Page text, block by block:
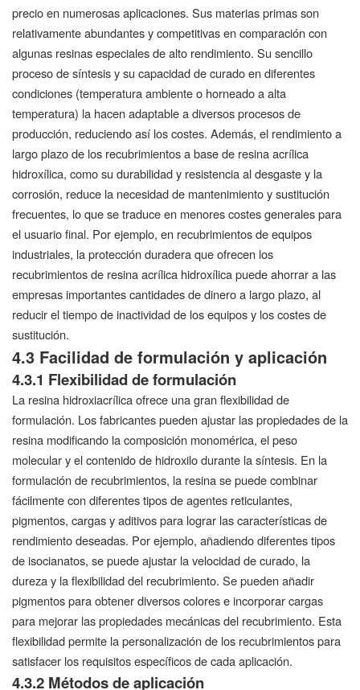
precio en numerosas aplicaciones. Sus materias primas son
relativamente abundantes y competitivas en comparación con
algunas resinas especiales de alto rendimiento. Su sencillo
proceso de síntesis y su capacidad de curado en diferentes
condiciones (temperatura ambiente o horneado a alta
temperatura) la hacen adaptable a diversos procesos de
producción, reduciendo así los costes. Además, el rendimiento a
largo plazo de los recubrimientos a base de resina acrílica
hidroxílica, como su durabilidad y resistencia al desgaste y la
corrosión, reduce la necesidad de mantenimiento y sustitución
frecuentes, lo que se traduce en menores costes generales para
el usuario final. Por ejemplo, en recubrimientos de equipos
industriales, la protección duradera que ofrecen los
recubrimientos de resina acrílica hidroxílica puede ahorrar a las
empresas importantes cantidades de dinero a largo plazo, al
reducir el tiempo de inactividad de los equipos y los costes de
sustitución.
4.3 Facilidad de formulación y aplicación
4.3.1 Flexibilidad de formulación
La resina hidroxiacrílica ofrece una gran flexibilidad de
formulación. Los fabricantes pueden ajustar las propiedades de la
resina modificando la composición monomérica, el peso
molecular y el contenido de hidroxilo durante la síntesis. En la
formulación de recubrimientos, la resina se puede combinar
fácilmente con diferentes tipos de agentes reticulantes,
pigmentos, cargas y aditivos para lograr las características de
rendimiento deseadas. Por ejemplo, añadiendo diferentes tipos
de isocianatos, se puede ajustar la velocidad de curado, la
dureza y la flexibilidad del recubrimiento. Se pueden añadir
pigmentos para obtener diversos colores e incorporar cargas
para mejorar las propiedades mecánicas del recubrimiento. Esta
flexibilidad permite la personalización de los recubrimientos para
satisfacer los requisitos específicos de cada aplicación.
4.3.2 Métodos de aplicación